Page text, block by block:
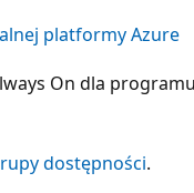
platformy Azure
On dla programu
dostępności.